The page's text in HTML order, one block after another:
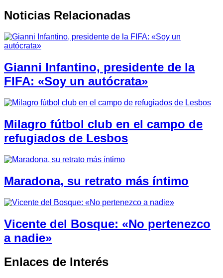
Noticias Relacionadas
Gianni Infantino, presidente de la
FIFA: «Soy un autócrata»
Milagro fútbol club en el campo de
refugiados de Lesbos
Maradona, su retrato más íntimo
Vicente del Bosque: «No pertenezco
a nadie»
Enlaces de Interés